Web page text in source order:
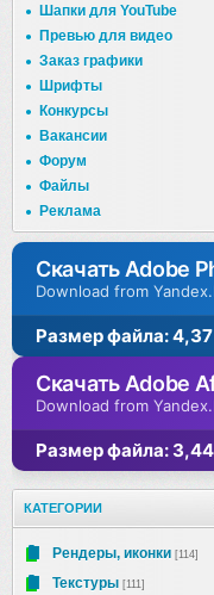
Шапки для YouTube
Превью для видео
Заказ графики
Шрифты
Конкурсы
Вакансии
Форум
Файлы
Реклама
Скачать Adobe
Download from
Размер файла:
Скачать Adobe
Download from
Размер файла:
КАТЕГОРИИ
Рендеры, иконки [114]
Текстуры [111]